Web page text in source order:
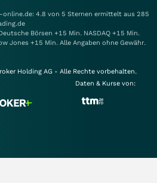
4.8 von 5 Sternen ermittelt aus 285
Börsen +15 Min. NASDAQ +15 Min.
Jones +15 Min. Alle Angaben ohne Gewähr.
Holding AG - Alle Rechte vorbehalten.
Daten & Kurse von: